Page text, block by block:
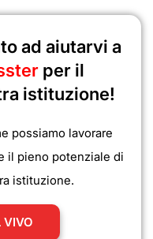
ad aiutarvi a
per il
istituzione!
possiamo lavorare
il pieno potenziale di
istituzione.
VIVO